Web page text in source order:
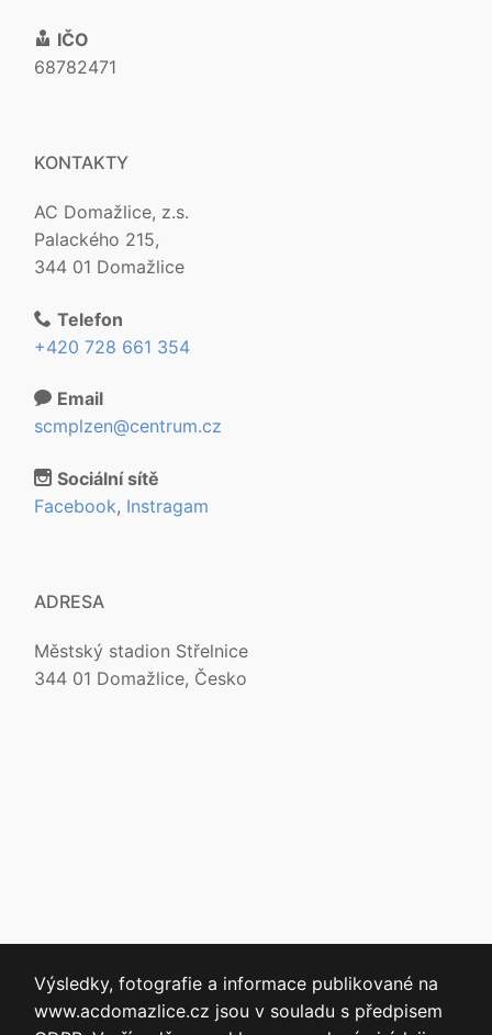
IČO
68782471
KONTAKTY
AC Domažlice, z.s.
Palackého 215,
344 01 Domažlice
Telefon
+420 728 661 354
Email
scmplzen@centrum.cz
Sociální sítě
Facebook, Instragam
ADRESA
Městský stadion Střelnice
344 01 Domažlice, Česko
Výsledky, fotografie a informace publikované na
www.acdomazlice.cz jsou v souladu s předpisem